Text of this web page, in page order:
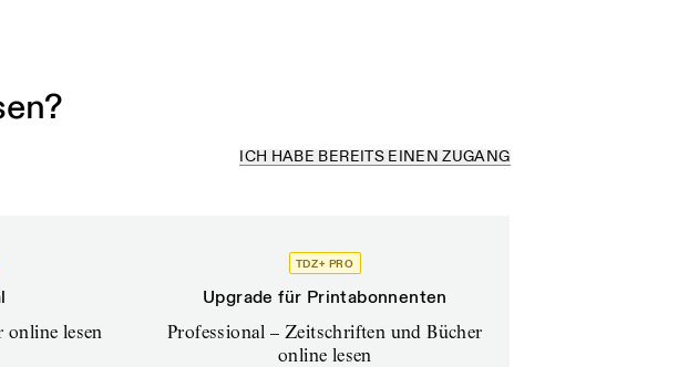
ICH HABE BEREITS EINEN ZUGANG
online lesen
TDZ+ PRO
Upgrade für Printabonnenten
Professional – Zeitschriften und Bücher
online lesen